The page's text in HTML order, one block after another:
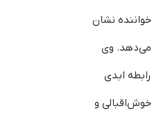
خواننده نشان
می‌دهد. وی
رابطه ابدی
خوش‌اقبالی و